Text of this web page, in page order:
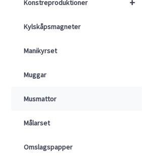
Konstreproduktioner
Kylskåpsmagneter
Manikyrset
Muggar
Musmattor
Målarset
Omslagspapper